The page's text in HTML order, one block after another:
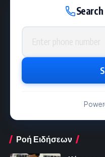
Phone number
Ροή Ειδήσεων